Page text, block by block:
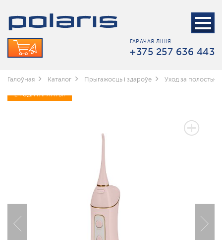
ГАРАЧАЯ ЛІНІЯ
+375 257 636 443
Галоўная Каталог Прыгажосць і здароўе Уход за полостью
2 ГОДА ГАРАНТЫІ